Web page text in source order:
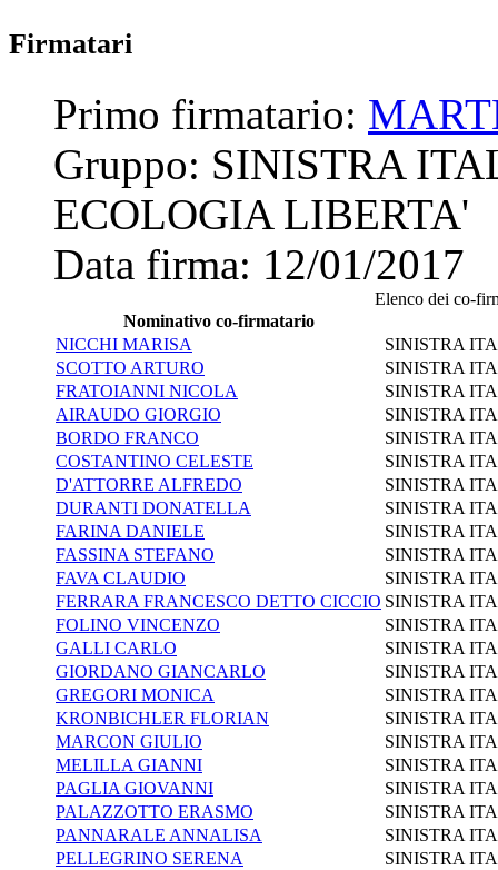
Firmatari
Primo firmatario:
Gruppo: SINISTRA
ECOLOGIA LIBERTA'
Data firma: 12/01/2017
Elenco dei co-
Nominativo co-firmatario
NICCHI MARISA
SINISTRA
SCOTTO ARTURO
SINISTRA
FRATOIANNI NICOLA
SINISTRA
AIRAUDO GIORGIO
SINISTRA
BORDO FRANCO
SINISTRA
COSTANTINO CELESTE
SINISTRA
D'ATTORRE ALFREDO
SINISTRA
DURANTI DONATELLA
SINISTRA
FARINA DANIELE
SINISTRA
FASSINA STEFANO
SINISTRA
FAVA CLAUDIO
SINISTRA
FERRARA FRANCESCO DETTO CICCIO SINISTRA
FOLINO VINCENZO
SINISTRA
GALLI CARLO
SINISTRA
GIORDANO GIANCARLO
SINISTRA
GREGORI MONICA
SINISTRA
KRONBICHLER FLORIAN
SINISTRA
MARCON GIULIO
SINISTRA
MELILLA GIANNI
SINISTRA
PAGLIA GIOVANNI
SINISTRA
PALAZZOTTO ERASMO
SINISTRA
PANNARALE ANNALISA
SINISTRA
PELLEGRINO SERENA
SINISTRA